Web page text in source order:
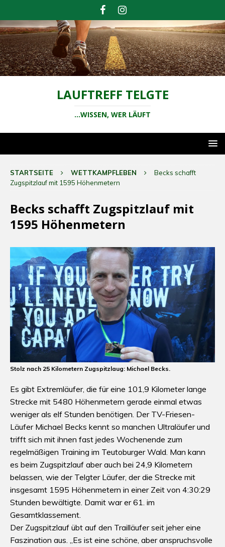
LAUFTREFF TELGTE
...WISSEN, WER LÄUFT
STARTSEITE WETTKAMPFLEBEN
Becks schafft
Zugspitzlauf mit 1595 Höhenmetern
Becks schafft Zugspitzlauf mit
1595 Höhenmetern
Stolz nach 25 Kilometern Zugspitzlaug: Michael Becks.
Es gibt Extremläufer, die für eine 101,9 Kilometer lange
Strecke mit 5480 Höhenmetern gerade einmal etwas
weniger als elf Stunden benötigen. Der TV-Friesen-
Läufer Michael Becks kennt so manchen Ultraläufer und
trifft sich mit ihnen fast jedes Wochenende zum
regelmäßigen Training im Teutoburger Wald. Man kann
es beim Zugspitzlauf aber auch bei 24,9 Kilometern
belassen, wie der Telgter Läufer, der die Strecke mit
insgesamt 1595 Höhenmetern in einer Zeit von 4:30:29
Stunden bewältigte. Damit war er 61. im
Gesamtklassement.
Der Zugspitzlauf übt auf den Trailläufer seit jeher eine
Faszination aus. „Es ist eine schöne, aber anspruchsvolle